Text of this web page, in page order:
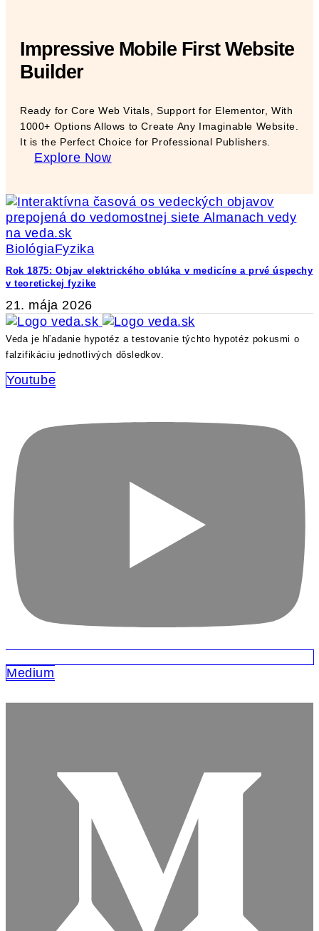
Impressive Mobile First Website
Builder
Ready for Core Web Vitals, Support for Elementor, With
1000+ Options Allows to Create Any Imaginable Website.
It is the Perfect Choice for Professional Publishers.
Explore Now
BiológiaFyzika
Rok 1875: Objav elektrického oblúka v medicíne a prvé úspechy
v teoretickej fyzike
21. mája 2026
Veda je hľadanie hypotéz a testovanie týchto hypotéz pokusmi o
falzifikáciu jednotlivých dôsledkov.
Youtube
Medium